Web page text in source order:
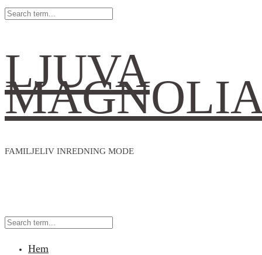
LJUVA
FAMILJELIV INREDNING MODE
Hem